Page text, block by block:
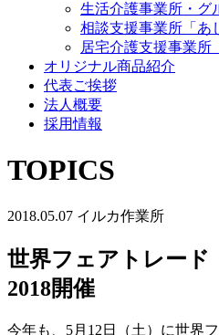
生活介護事業所・グ
相談支援事業所「あ
居宅介護支援事業所
オリジナル商品紹介
代表ご挨拶
法人概要
採用情報
TOPICS
2018.05.07 イルカ作業所
世界フェアトレード
2018開催
今年も、5月12日（土）に世界